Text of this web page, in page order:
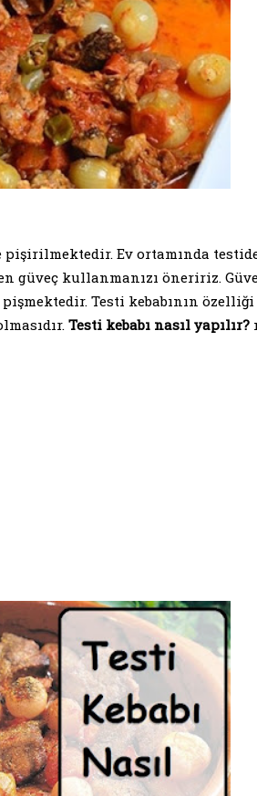
Ev ortamında
güveç kullanmanızı öneririz.
Testi kebabının
Testi kebabı nasıl yapılır?